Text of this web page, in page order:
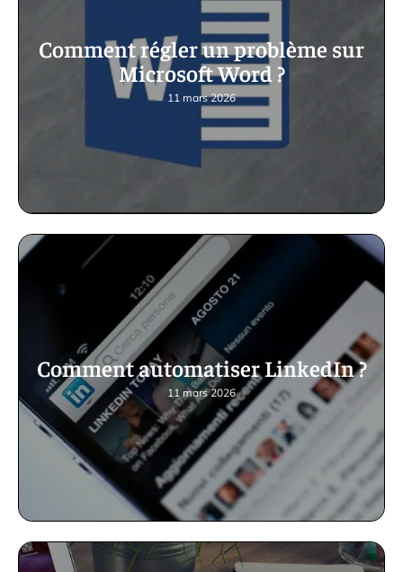
Comment régler un problème sur
Microsoft Word ?
11 mars 2026
Comment automatiser LinkedIn ?
11 mars 2026